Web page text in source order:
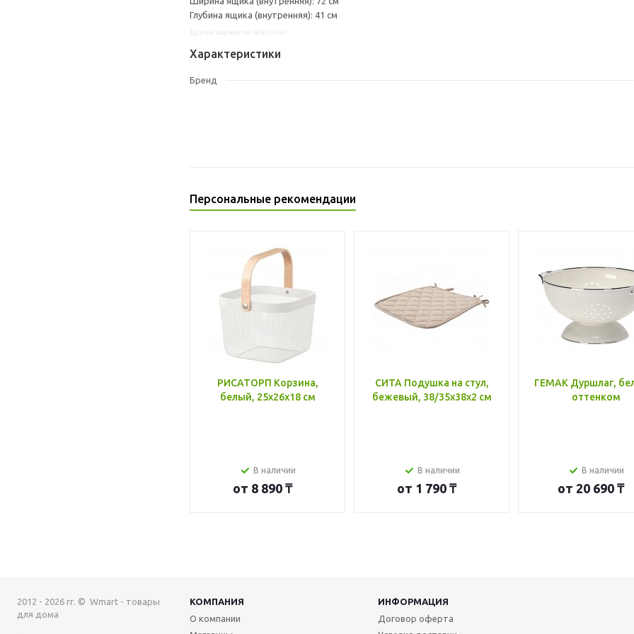
Глубина ящика (внутренняя): 41 см
Характеристики
Бренд
Персональные рекомендации
РИСАТОРП Корзина,
белый, 25x26x18 см
В наличии
от 8 890 ₸
СИТА Подушка на стул,
бежевый, 38/35x38x2 см
В наличии
от 1 790 ₸
ГЕМАК Дуршлаг,
оттенком
В наличии
от 20 690 ₸
2012 - 2026 гг. © Wmart - товары
для дома
КОМПАНИЯ
ИНФОРМАЦИЯ
О компании
Договор оферта